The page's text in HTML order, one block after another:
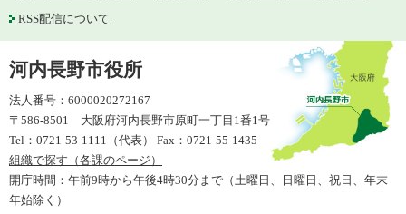
RSS配信について
河内長野市役所
法人番号：6000020272167
〒586-8501 大阪府河内長野市原町一丁目1番1号
Tel：0721-53-1111（代表） Fax：0721-55-1435
組織で探す（各課のページ）
開庁時間：午前9時から午後4時30分まで（土曜日、日曜日、祝日、年末
年始除く）